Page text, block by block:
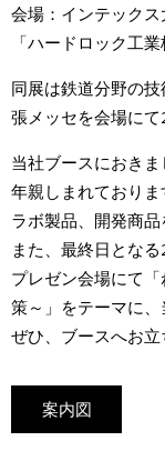
会場：インテック
「ハードロック工
同展は鉄道分野の
張メッセを会場にて
当社ブースにおき
年親しまれており
ラボ製品、開発商品
また、最終日とな
プレゼン会場にて
策～」をテーマに、
ぜひ、ブースへお立
案内図